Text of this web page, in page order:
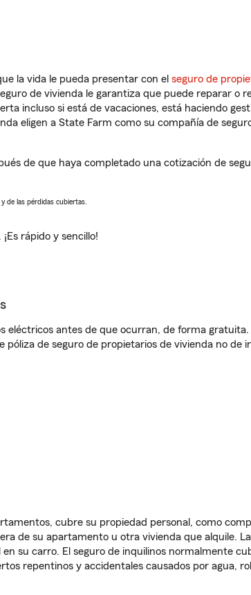
la vida le pueda presentar con el seguro de
de vivienda le garantiza que puede reparar o
incluso si está de vacaciones, está haciendo
eligen a State Farm como su compañía de
de que haya completado una cotización de
de las pérdidas cubiertas.
. ¡Es rápido y sencillo!
eléctricos antes de que ocurran, de forma gratuita.
póliza de seguro de propietarios de vivienda no de
cubre su propiedad personal, como
de su apartamento u otra vivienda que alquile.
su carro. El seguro de inquilinos normalmente
repentinos y accidentales causados por agua,